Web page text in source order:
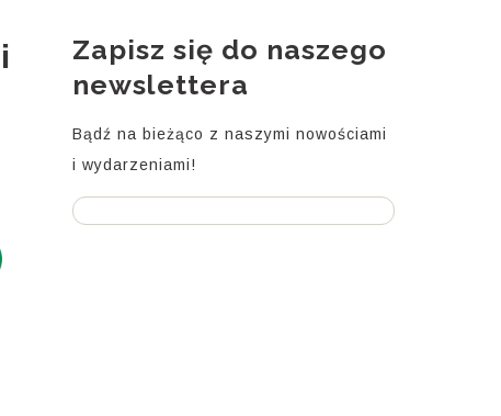
Zapisz się do naszego
newslettera
Bądź na bieżąco z naszymi nowościami
i wydarzeniami!